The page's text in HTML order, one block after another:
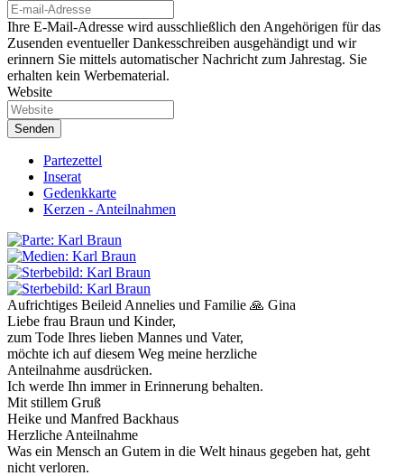
Ihre E-Mail-Adresse wird ausschließlich den Angehörigen für das
Zusenden eventueller Dankesschreiben ausgehändigt und wir
erinnern Sie mittels automatischer Nachricht zum Jahrestag. Sie
erhalten kein Werbematerial.
Website
Partezettel
Inserat
Gedenkkarte
Kerzen - Anteilnahmen
Aufrichtiges Beileid Annelies und Familie 🙏 Gina
Liebe frau Braun und Kinder,
zum Tode Ihres lieben Mannes und Vater,
möchte ich auf diesem Weg meine herzliche
Anteilnahme ausdrücken.
Ich werde Ihn immer in Erinnerung behalten.
Mit stillem Gruß
Heike und Manfred Backhaus
Herzliche Anteilnahme
Was ein Mensch an Gutem in die Welt hinaus gegeben hat, geht
nicht verloren.